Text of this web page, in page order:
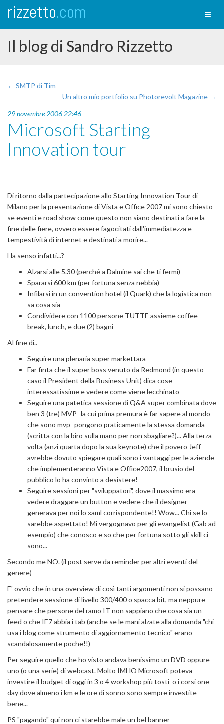
rizzetto.com
Il blog di Sandro Rizzetto
← SMTP di Tim
Un altro mio portfolio su Photorevolt Magazine →
29 novembre 2006 22:46
Microsoft Starting
Innovation tour
Di ritorno dalla partecipazione allo Starting Innovation Tour di
Milano per la presentazione di Vista e Office 2007 mi sono chiesto
se eventi e road show come questo non siano destinati a fare la
fine delle fiere, ovvero essere fagocitati dall'immediatezza e
tempestività di internet e destinati a morire...
Ha senso infatti...?
Alzarsi alle 5.30 (perché a Dalmine sai che ti fermi)
Spararsi 600 km (per fortuna senza nebbia)
Infilarsi in un convention hotel (il Quark) che la logistica non
sa cosa sia
Condividere con 1100 persone TUTTE assieme coffee
break, lunch, e due (2) bagni
Al fine di..
Seguire una plenaria super markettara
Far finta che il super boss venuto da Redmond (in questo
caso il President della Business Unit) dica cose
interessatissime e vedere come viene lecchinato
Seguire una patetica sessione di Q&A super combinata dove
ben 3 (tre) MVP -la cui prima premura è far sapere al mondo
che sono mvp- pongono praticamente la stessa domanda
(scritta con la biro sulla mano per non sbagliare?)... Alla terza
volta (anzi quarta dopo la sua keynote) che il povero Jeff
avrebbe dovuto spiegare quali sono i vantaggi per le aziende
che implementeranno Vista e Office2007, il brusio del
pubblico lo ha convinto a desistere!
Seguire sessioni per "sviluppatori", dove il massimo era
vedere draggare un button e vedere che il designer
generava per noi lo xaml corrispondente!! Wow... Chi se lo
sarebbe aspettato! Mi vergognavo per gli evangelist (Gab ad
esempio) che conosco e so che per fortuna sotto gli skill ci
sono...
Secondo me NO. (il post serve da reminder per altri eventi del
genere)
E' ovvio che in una overview di così tanti argomenti non si possano
pretendere sessione di livello 300/400 o spacca bit, ma neppure
pensare che persone del ramo IT non sappiano che cosa sia un
feed o che IE7 abbia i tab (anche se le mani alzate alla domanda "chi
usa i blog come strumento di aggiornamento tecnico" erano
scandalosamente poche!!)
Per seguire quello che ho visto andava benissimo un DVD oppure
uno (o una serie) di webcast. Molto IMHO Microsoft poteva
investire il budget di oggi in 3 o 4 workshop più tosti o i corsi one-
day dove almeno i km e le ore di sonno sono sempre investite
bene...
PS "pagando" qui non ci starebbe male un bel banner